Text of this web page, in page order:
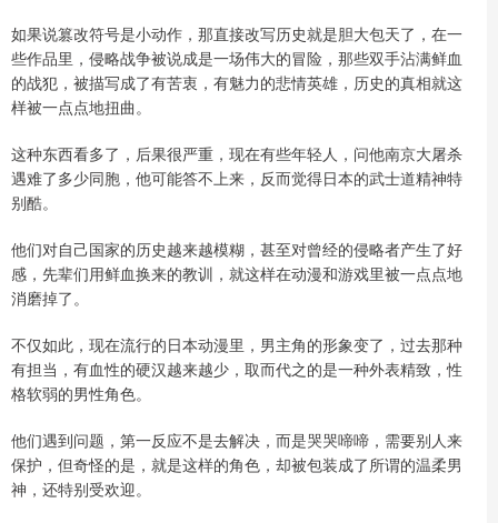
如果说篡改符号是小动作，那直接改写历史就是胆大包天了，在一
些作品里，侵略战争被说成是一场伟大的冒险，那些双手沾满鲜血
的战犯，被描写成了有苦衷，有魅力的悲情英雄，历史的真相就这
样被一点点地扭曲。
这种东西看多了，后果很严重，现在有些年轻人，问他南京大屠杀
遇难了多少同胞，他可能答不上来，反而觉得日本的武士道精神特
别酷。
他们对自己国家的历史越来越模糊，甚至对曾经的侵略者产生了好
感，先辈们用鲜血换来的教训，就这样在动漫和游戏里被一点点地
消磨掉了。
不仅如此，现在流行的日本动漫里，男主角的形象变了，过去那种
有担当，有血性的硬汉越来越少，取而代之的是一种外表精致，性
格软弱的男性角色。
他们遇到问题，第一反应不是去解决，而是哭哭啼啼，需要别人来
保护，但奇怪的是，就是这样的角色，却被包装成了所谓的温柔男
神，还特别受欢迎。